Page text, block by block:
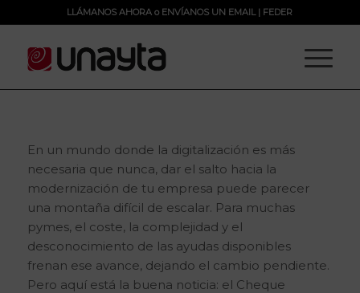
LLÁMANOS AHORA o ENVÍANOS UN EMAIL| FEDER
En un mundo donde la digitalización es más
necesaria que nunca, dar el salto hacia la
modernización de tu empresa puede parecer
una montaña difícil de escalar. Para muchas
pymes, el coste, la complejidad y el
desconocimiento de las ayudas disponibles
frenan ese avance, dejando el cambio pendiente.
Pero aquí está la buena noticia: el Cheque